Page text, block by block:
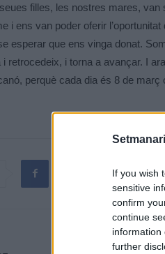
If you wish
sensitive
confirm
continue
information
further
filles, les nostres mares,
i ens van poder oferir
esperar que ens vinga donat.
retrocedeix, i torna a avançar. I
perquè cada dia és 8 de